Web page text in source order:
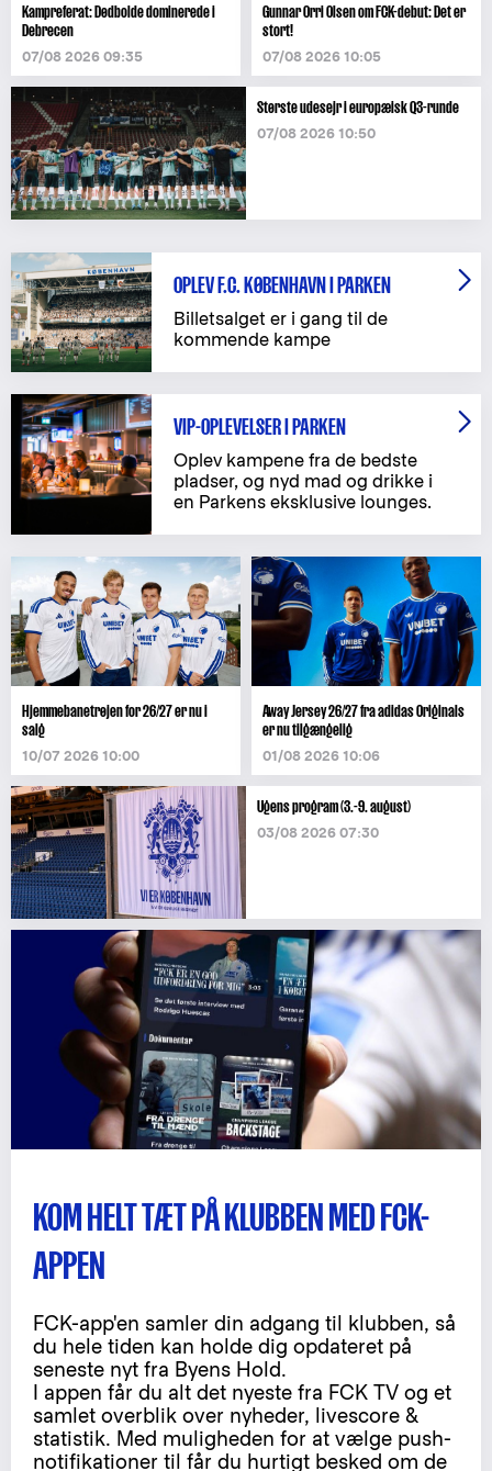
Kampreferat: Dødbolde dominerede i
Debrecen
07/08 2026 09:35
Gunnar Orri Olsen om FCK-debut: Det er
stort!
07/08 2026 10:05
Største udesejr i europæisk Q3-runde
07/08 2026 10:50
OPLEV F.C. KØBENHAVN I PARKEN
Billetsalget er i gang til de
kommende kampe
VIP-OPLEVELSER I PARKEN
Oplev kampene fra de bedste
pladser, og nyd mad og drikke i
en Parkens eksklusive lounges.
Hjemmebanetrøjen for 26/27 er nu i
salg
10/07 2026 10:00
Away Jersey 26/27 fra adidas Originals
er nu tilgængelig
01/08 2026 10:06
Ugens program (3.-9. august)
03/08 2026 07:30
KOM HELT TÆT PÅ KLUBBEN MED FCK-
APPEN
FCK-app'en samler din adgang til klubben, så
du hele tiden kan holde dig opdateret på
seneste nyt fra Byens Hold.
I appen får du alt det nyeste fra FCK TV og et
samlet overblik over nyheder, livescore &
statistik. Med muligheden for at vælge push-
notifikationer til får du hurtigt besked om de